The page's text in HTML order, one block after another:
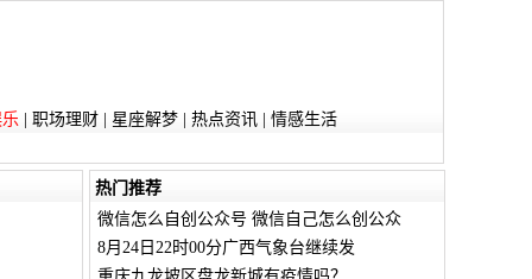
职场理财| 星座解梦| 热点资讯| 情感生活
热门推荐
微信怎么自创公众号 微信自己怎么创公众
8月24日22时00分广西气象台继续发